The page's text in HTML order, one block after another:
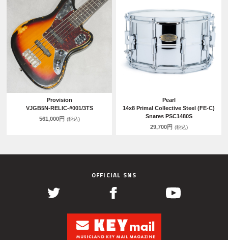
Provision
VJGB5N-RELIC-#001/3TS
561,000円 (税込)
Pearl
14x8 Primal Collective Steel (FE-C)
Snares PSC1480S
29,700円 (税込)
OFFICIAL SNS